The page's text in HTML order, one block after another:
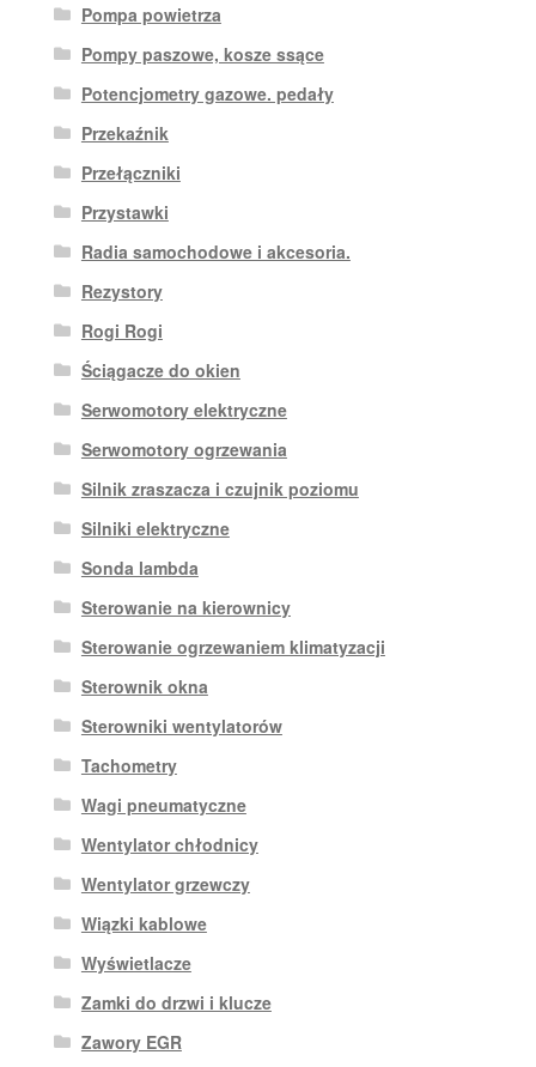
Pompa powietrza
Pompy paszowe, kosze ssące
Potencjometry gazowe. pedały
Przekaźnik
Przełączniki
Przystawki
Radia samochodowe i akcesoria.
Rezystory
Rogi Rogi
Ściągacze do okien
Serwomotory elektryczne
Serwomotory ogrzewania
Silnik zraszacza i czujnik poziomu
Silniki elektryczne
Sonda lambda
Sterowanie na kierownicy
Sterowanie ogrzewaniem klimatyzacji
Sterownik okna
Sterowniki wentylatorów
Tachometry
Wagi pneumatyczne
Wentylator chłodnicy
Wentylator grzewczy
Wiązki kablowe
Wyświetlacze
Zamki do drzwi i klucze
Zawory EGR